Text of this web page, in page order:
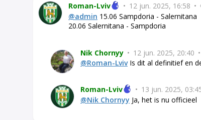
Roman-Lviv • 12 jun. 2025, 16:58 •
@admin 15.06 Sampdoria - Salernitana
20.06 Salernitana - Sampdoria
Nik Chornyy • 12 jun. 2025, 20:40 •
@Roman-LvivIs dit al definitief en
Roman-Lviv • 13 jun. 2025,
@Nik Chornyy Ja, het is nu officieel